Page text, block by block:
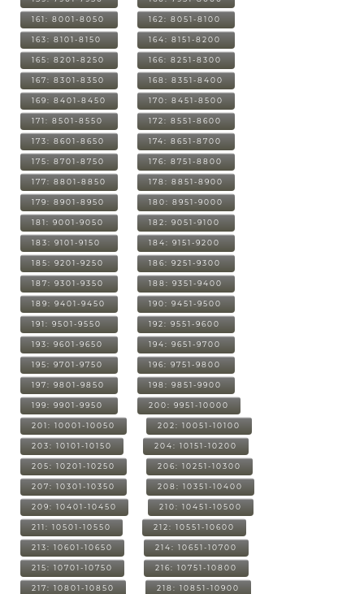
161: 8001-8050 162: 8051-8100
163: 8101-8150 164: 8151-8200
165: 8201-8250 166: 8251-8300
167: 8301-8350 168: 8351-8400
169: 8401-8450 170: 8451-8500
171: 8501-8550 172: 8551-8600
173: 8601-8650 174: 8651-8700
175: 8701-8750 176: 8751-8800
177: 8801-8850 178: 8851-8900
179: 8901-8950 180: 8951-9000
181: 9001-9050 182: 9051-9100
183: 9101-9150 184: 9151-9200
185: 9201-9250 186: 9251-9300
187: 9301-9350 188: 9351-9400
189: 9401-9450 190: 9451-9500
191: 9501-9550 192: 9551-9600
193: 9601-9650 194: 9651-9700
195: 9701-9750 196: 9751-9800
197: 9801-9850 198: 9851-9900
199: 9901-9950 200: 9951-10000
201: 10001-10050 202: 10051-10100
203: 10101-10150 204: 10151-10200
205: 10201-10250 206: 10251-10300
207: 10301-10350 208: 10351-10400
209: 10401-10450 210: 10451-10500
211: 10501-10550 212: 10551-10600
213: 10601-10650 214: 10651-10700
215: 10701-10750 216: 10751-10800
217: 10801-10850 218: 10851-10900